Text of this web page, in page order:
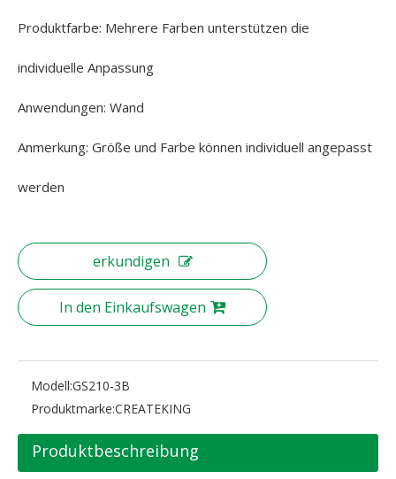
Produktfarbe: Mehrere Farben unterstützen die
individuelle Anpassung
Anwendungen: Wand
Anmerkung: Größe und Farbe können individuell angepasst
werden
erkundigen
In den Einkaufswagen
Modell:GS210-3B
Produktmarke:CREATEKING
Produktbeschreibung